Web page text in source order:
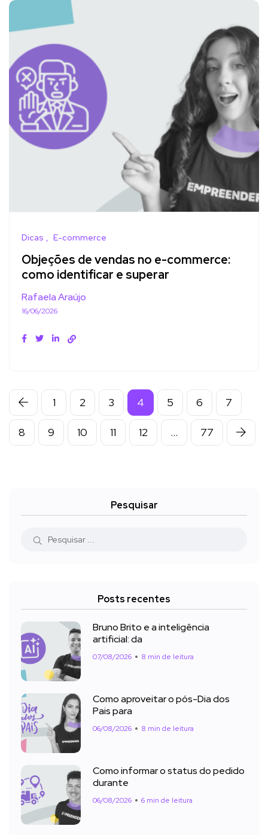
Dicas E-commerce
Objeções de vendas no e-commerce:
como identificar e superar
Rafaela Araújo
16/06/2026
1 2 3 4 5 6 7
8 9 10 11 12 … 77
Pesquisar
Posts recentes
Bruno Brito e a inteligência
artificial: da
07/08/2026 8 min de leitura
Como aproveitar o pós-Dia dos
Pais para
06/08/2026 8 min de leitura
Como informar o status do pedido
durante
06/08/2026 6 min de leitura